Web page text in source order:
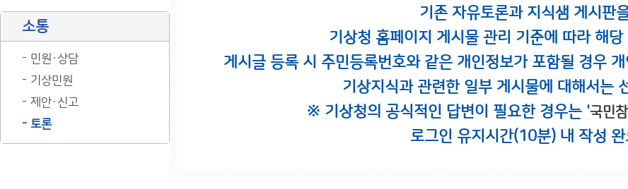
소통
민원·상담
기상민원
제안·신고
토론
기존 자유토론과 지식샘 게시판
기상청 홈페이지 게시물 관리 기준에 따라 해
게시글 등록 시 주민등록번호와 같은 개인정보가 포함될 경우
기상지식과 관련한 일부 게시물에 대해서는
※ 기상청의 공식적인 답변이 필요한 경우는 '국민
로그인 유지시간(10분) 내 작성